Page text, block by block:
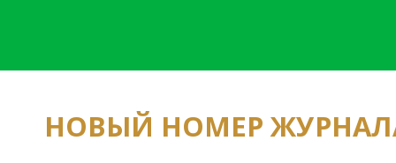
НОВЫЙ НОМЕР